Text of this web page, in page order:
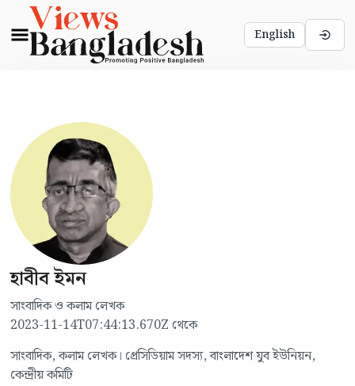
English
হাবীব ইমন
সাংবাদিক ও কলাম লেখক
2023-11-14T07:44:13.670Z থেকে
সাংবাদিক, কলাম লেখক। প্রেসিডিয়াম সদস্য, বাংলাদেশ যুব ইউনিয়ন,
কেন্দ্রীয় কমিটি